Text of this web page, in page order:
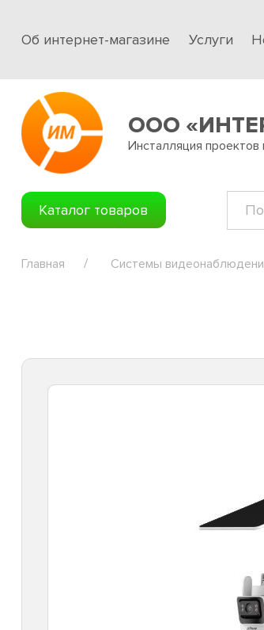
Об интернет-магазине Услуги
ООО
Инсталляция проектов
Каталог товаров
Главная Системы